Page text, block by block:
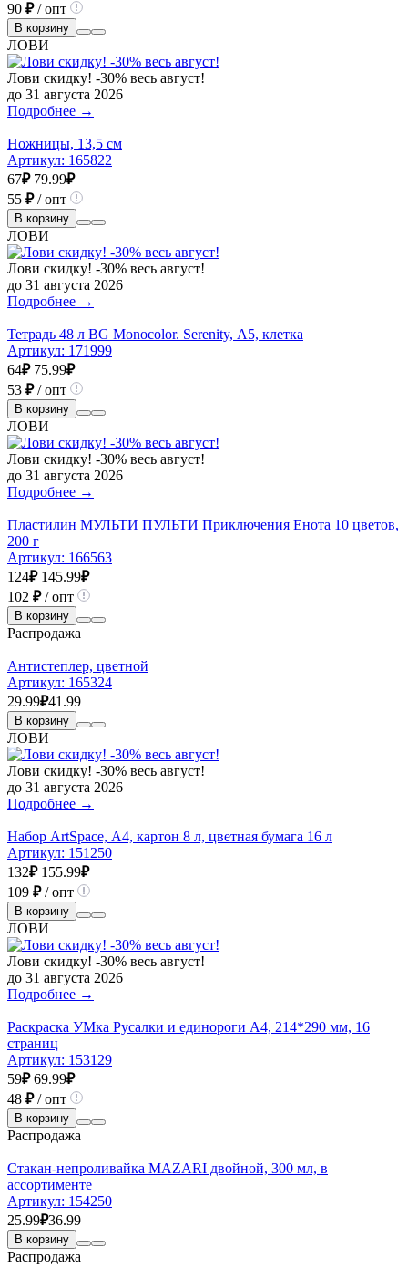
90 ₽/ опт
В корзину
ЛОВИ
Лови скидку! -30% весь август!
до 31 августа 2026
Подробнее →
Ножницы, 13,5 см
Артикул: 165822
67₽ 79.99₽
55 ₽/ опт
В корзину
ЛОВИ
Лови скидку! -30% весь август!
до 31 августа 2026
Подробнее →
Тетрадь 48 л BG Monocolor. Serenity, А5, клетка
Артикул: 171999
64₽ 75.99₽
53 ₽/ опт
В корзину
ЛОВИ
Лови скидку! -30% весь август!
до 31 августа 2026
Подробнее →
Пластилин МУЛЬТИ ПУЛЬТИ Приключения Енота 10 цветов,
200 г
Артикул: 166563
124₽ 145.99₽
102 ₽/ опт
В корзину
Распродажа
Антистеплер, цветной
Артикул: 165324
29.99₽41.99
В корзину
ЛОВИ
Лови скидку! -30% весь август!
до 31 августа 2026
Подробнее →
Набор ArtSpace, А4, картон 8 л, цветная бумага 16 л
Артикул: 151250
132₽ 155.99₽
109 ₽/ опт
В корзину
ЛОВИ
Лови скидку! -30% весь август!
до 31 августа 2026
Подробнее →
Раскраска УМка Русалки и единороги А4, 214*290 мм, 16
страниц
Артикул: 153129
59₽ 69.99₽
48 ₽/ опт
В корзину
Распродажа
Стакан-непроливайка MAZARI двойной, 300 мл, в
ассортименте
Артикул: 154250
25.99₽36.99
В корзину
Распродажа